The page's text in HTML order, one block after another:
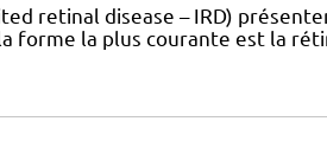
retinal disease – IRD)
forme la plus courante est la